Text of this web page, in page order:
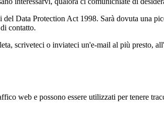
Data Protection Act 1998. Sarà dovuta una
contatto.
scriveteci o inviateci un'e-mail al più presto,
web e possono essere utilizzati per tenere